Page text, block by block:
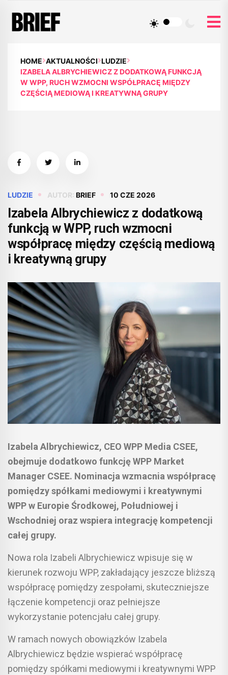
HOME AKTUALNOŚCI LUDZIE
IZABELA ALBRYCHIEWICZ Z DODATKOWĄ FUNKCJĄ
W WPP, RUCH WZMOCNI WSPÓŁPRACĘ MIĘDZY
CZĘŚCIĄ MEDIOWĄ I KREATYWNĄ GRUPY
LUDZIE AUTOR: BRIEF 10 CZE 2026
Izabela Albrychiewicz z dodatkową
funkcją w WPP, ruch wzmocni
współpracę między częścią mediową
i kreatywną grupy
Izabela Albrychiewicz, CEO WPP Media CSEE,
obejmuje dodatkowo funkcję WPP Market
Manager CSEE. Nominacja wzmacnia współpracę
pomiędzy spółkami mediowymi i kreatywnymi
WPP w Europie Środkowej, Południowej i
Wschodniej oraz wspiera integrację kompetencji
całej grupy.
Nowa rola Izabeli Albrychiewicz wpisuje się w
kierunek rozwoju WPP, zakładający jeszcze bliższą
współpracę pomiędzy zespołami, skuteczniejsze
łączenie kompetencji oraz pełniejsze
wykorzystanie potencjału całej grupy.
W ramach nowych obowiązków Izabela
Albrychiewicz będzie wspierać współpracę
pomiędzy spółkami mediowymi i kreatywnymi WPP